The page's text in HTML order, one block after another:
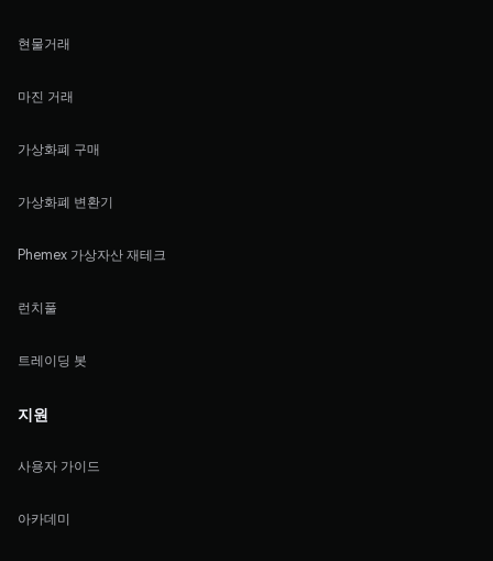
현물거래
마진 거래
가상화폐 구매
가상화폐 변환기
Phemex 가상자산 재테크
런치풀
트레이딩 봇
지원
사용자 가이드
아카데미